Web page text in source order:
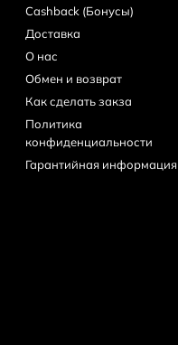
Android)
всех портов
Cashback (Бонусы)
Доставка
О нас
Обмен и возврат
Как сделать закза
Политика
конфиденциальности
Гарантийная информация